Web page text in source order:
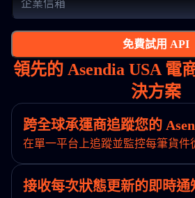
免費試用 API
領先的 Asendia USA 電
決方案
跨全球承運商追蹤您的
在單一平台上追蹤並監控每筆貨件
接收每次狀態更新的即時通